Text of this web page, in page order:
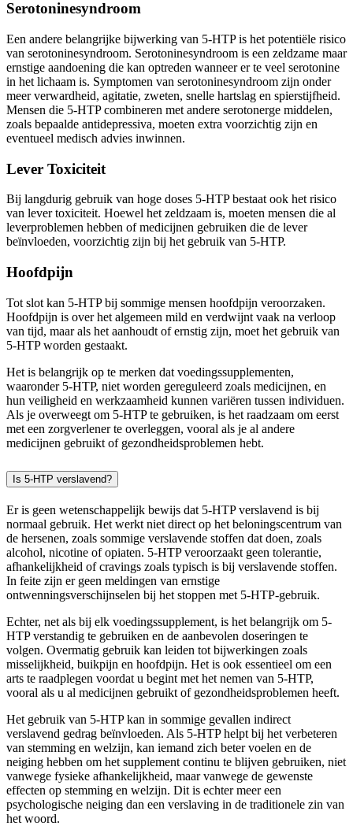
Serotoninesyndroom
Een andere belangrijke bijwerking van 5-HTP is het potentiële risico
van serotoninesyndroom. Serotoninesyndroom is een zeldzame maar
ernstige aandoening die kan optreden wanneer er te veel serotonine
in het lichaam is. Symptomen van serotoninesyndroom zijn onder
meer verwardheid, agitatie, zweten, snelle hartslag en spierstijfheid.
Mensen die 5-HTP combineren met andere serotonerge middelen,
zoals bepaalde antidepressiva, moeten extra voorzichtig zijn en
eventueel medisch advies inwinnen.
Lever Toxiciteit
Bij langdurig gebruik van hoge doses 5-HTP bestaat ook het risico
van lever toxiciteit. Hoewel het zeldzaam is, moeten mensen die al
leverproblemen hebben of medicijnen gebruiken die de lever
beïnvloeden, voorzichtig zijn bij het gebruik van 5-HTP.
Hoofdpijn
Tot slot kan 5-HTP bij sommige mensen hoofdpijn veroorzaken.
Hoofdpijn is over het algemeen mild en verdwijnt vaak na verloop
van tijd, maar als het aanhoudt of ernstig zijn, moet het gebruik van
5-HTP worden gestaakt.
Het is belangrijk op te merken dat voedingssupplementen,
waaronder 5-HTP, niet worden gereguleerd zoals medicijnen, en
hun veiligheid en werkzaamheid kunnen variëren tussen individuen.
Als je overweegt om 5-HTP te gebruiken, is het raadzaam om eerst
met een zorgverlener te overleggen, vooral als je al andere
medicijnen gebruikt of gezondheidsproblemen hebt.
Is 5-HTP verslavend?
Er is geen wetenschappelijk bewijs dat 5-HTP verslavend is bij
normaal gebruik. Het werkt niet direct op het beloningscentrum van
de hersenen, zoals sommige verslavende stoffen dat doen, zoals
alcohol, nicotine of opiaten. 5-HTP veroorzaakt geen tolerantie,
afhankelijkheid of cravings zoals typisch is bij verslavende stoffen.
In feite zijn er geen meldingen van ernstige
ontwenningsverschijnselen bij het stoppen met 5-HTP-gebruik.
Echter, net als bij elk voedingssupplement, is het belangrijk om 5-
HTP verstandig te gebruiken en de aanbevolen doseringen te
volgen. Overmatig gebruik kan leiden tot bijwerkingen zoals
misselijkheid, buikpijn en hoofdpijn. Het is ook essentieel om een
arts te raadplegen voordat u begint met het nemen van 5-HTP,
vooral als u al medicijnen gebruikt of gezondheidsproblemen heeft.
Het gebruik van 5-HTP kan in sommige gevallen indirect
verslavend gedrag beïnvloeden. Als 5-HTP helpt bij het verbeteren
van stemming en welzijn, kan iemand zich beter voelen en de
neiging hebben om het supplement continu te blijven gebruiken, niet
vanwege fysieke afhankelijkheid, maar vanwege de gewenste
effecten op stemming en welzijn. Dit is echter meer een
psychologische neiging dan een verslaving in de traditionele zin van
het woord.